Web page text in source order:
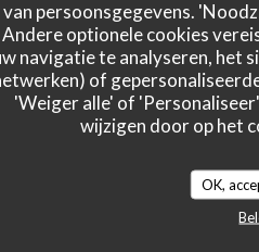
van persoonsgegevens.
Andere optionele cookies
navigatie te analyseren, het
of
'Weiger alle' of
wijzigen door op het
OK,
3690909
((OPENT IN EEN NIEUW